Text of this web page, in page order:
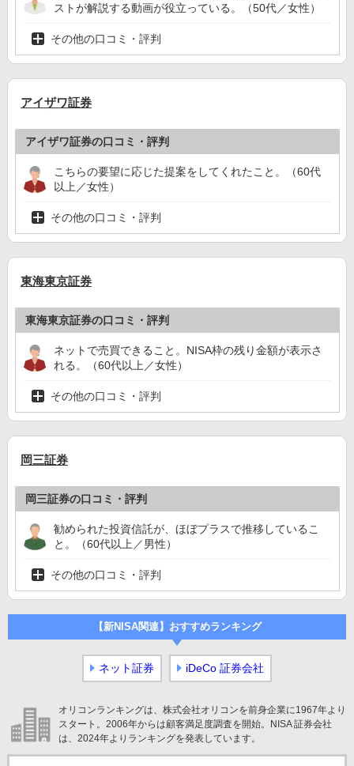
ストが解説する動画が役立っている。（50代／女性）
その他の口コミ・評判
アイザワ証券
アイザワ証券の口コミ・評判
こちらの要望に応じた提案をしてくれたこと。（60代
以上／女性）
その他の口コミ・評判
東海東京証券
東海東京証券の口コミ・評判
ネットで売買できること。NISA枠の残り金額が表示さ
れる。（60代以上／女性）
その他の口コミ・評判
岡三証券
岡三証券の口コミ・評判
勧められた投資信託が、ほぼプラスで推移しているこ
と。（60代以上／男性）
その他の口コミ・評判
【新NISA関連】おすすめランキング
ネット証券 iDeCo 証券会社
オリコンランキングは、株式会社オリコンを前身企業に1967年より
スタート。2006年からは顧客満足度調査を開始。NISA 証券会社
は、2024年よりランキングを発表しています。